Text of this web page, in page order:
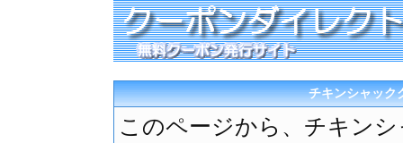
チキンシャック
このページから、チキン